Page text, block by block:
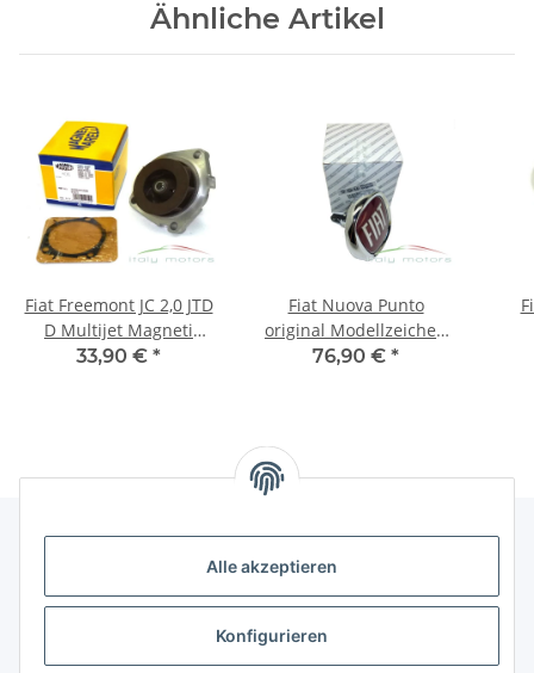
Alle akzeptieren
Konfigurieren
Ähnliche Artikel
Fiat Freemont JC 2,0 JTD
D Multijet Magneti
Marelli Wasserpumpe
33,90 € *
Fiat Nuova Punto
original Modellzeichen
Emblem Firmenlogo
76,90 € *